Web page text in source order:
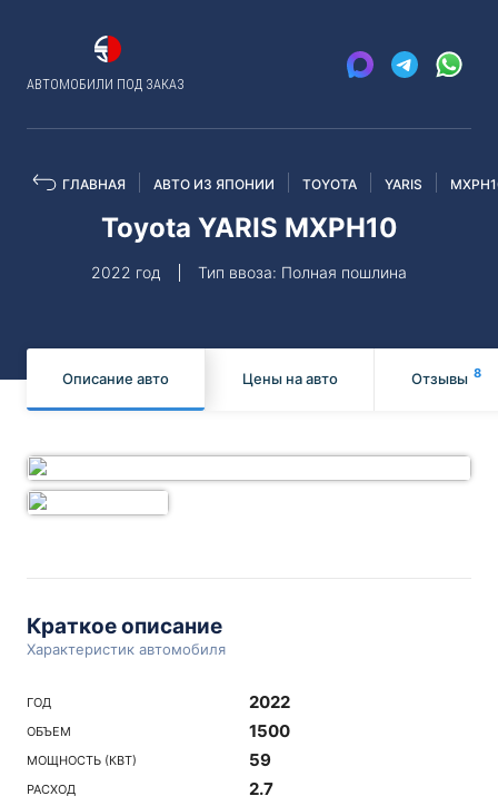
АВТОМОБИЛИ ПОД ЗАКАЗ
ГЛАВНАЯ АВТО ИЗ ЯПОНИИ TOYOTA YARIS
Toyota YARIS MXPH10
2022 год Тип ввоза: Полная пошлина
Описание авто Цены на авто Отзывы 8
Краткое описание
Характеристик автомобиля
ГОД 2022
ОБЪЕМ 1500
МОЩНОСТЬ (КВТ) 59
РАСХОД 2.7